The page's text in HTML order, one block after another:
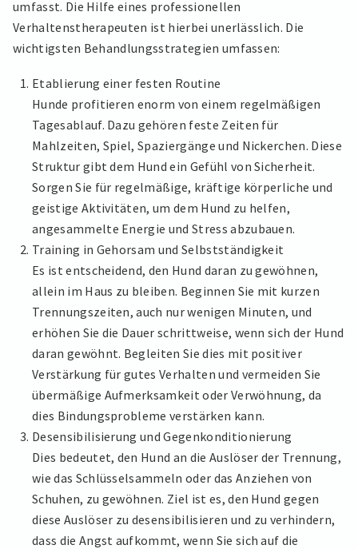
umfasst. Die Hilfe eines professionellen
Verhaltenstherapeuten ist hierbei unerlässlich. Die
wichtigsten Behandlungsstrategien umfassen:
Etablierung einer festen Routine
Hunde profitieren enorm von einem regelmäßigen
Tagesablauf. Dazu gehören feste Zeiten für
Mahlzeiten, Spiel, Spaziergänge und Nickerchen. Diese
Struktur gibt dem Hund ein Gefühl von Sicherheit.
Sorgen Sie für regelmäßige, kräftige körperliche und
geistige Aktivitäten, um dem Hund zu helfen,
angesammelte Energie und Stress abzubauen.
Training in Gehorsam und Selbstständigkeit
Es ist entscheidend, den Hund daran zu gewöhnen,
allein im Haus zu bleiben. Beginnen Sie mit kurzen
Trennungszeiten, auch nur wenigen Minuten, und
erhöhen Sie die Dauer schrittweise, wenn sich der Hund
daran gewöhnt. Begleiten Sie dies mit positiver
Verstärkung für gutes Verhalten und vermeiden Sie
übermäßige Aufmerksamkeit oder Verwöhnung, da
dies Bindungsprobleme verstärken kann.
Desensibilisierung und Gegenkonditionierung
Dies bedeutet, den Hund an die Auslöser der Trennung,
wie das Schlüsselsammeln oder das Anziehen von
Schuhen, zu gewöhnen. Ziel ist es, den Hund gegen
diese Auslöser zu desensibilisieren und zu verhindern,
dass die Angst aufkommt, wenn Sie sich auf die